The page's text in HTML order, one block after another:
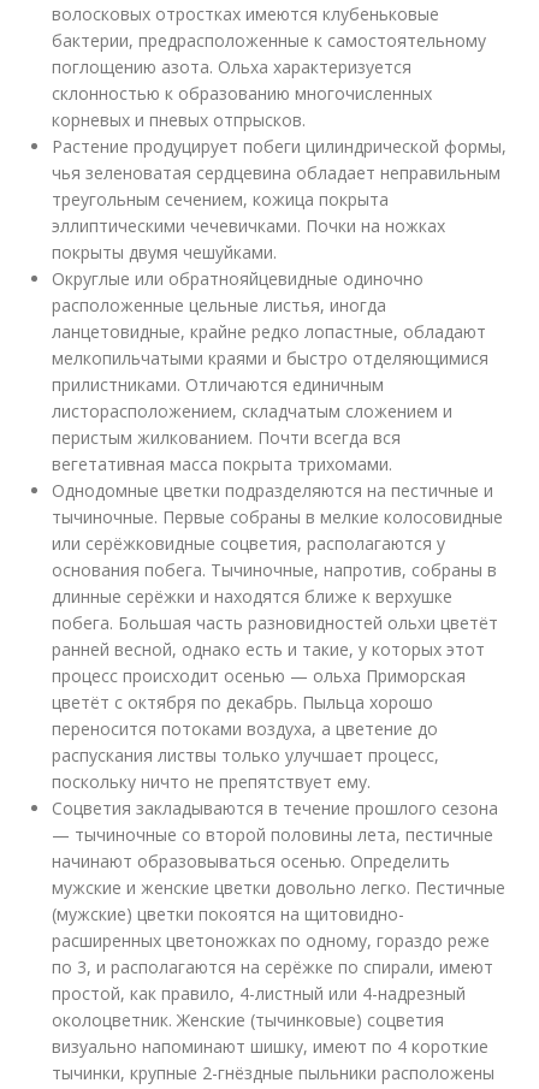
волосковых отростках имеются клубеньковые
бактерии, предрасположенные к самостоятельному
поглощению азота. Ольха характеризуется
склонностью к образованию многочисленных
корневых и пневых отпрысков.
Растение продуцирует побеги цилиндрической формы,
чья зеленоватая сердцевина обладает неправильным
треугольным сечением, кожица покрыта
эллиптическими чечевичками. Почки на ножках
покрыты двумя чешуйками.
Округлые или обратнояйцевидные одиночно
расположенные цельные листья, иногда
ланцетовидные, крайне редко лопастные, обладают
мелкопильчатыми краями и быстро отделяющимися
прилистниками. Отличаются единичным
листорасположением, складчатым сложением и
перистым жилкованием. Почти всегда вся
вегетативная масса покрыта трихомами.
Однодомные цветки подразделяются на пестичные и
тычиночные. Первые собраны в мелкие колосовидные
или серёжковидные соцветия, располагаются у
основания побега. Тычиночные, напротив, собраны в
длинные серёжки и находятся ближе к верхушке
побега. Большая часть разновидностей ольхи цветёт
ранней весной, однако есть и такие, у которых этот
процесс происходит осенью — ольха Приморская
цветёт с октября по декабрь. Пыльца хорошо
переносится потоками воздуха, а цветение до
распускания листвы только улучшает процесс,
поскольку ничто не препятствует ему.
Соцветия закладываются в течение прошлого сезона
— тычиночные со второй половины лета, пестичные
начинают образовываться осенью. Определить
мужские и женские цветки довольно легко. Пестичные
(мужские) цветки покоятся на щитовидно-
расширенных цветоножках по одному, гораздо реже
по 3, и располагаются на серёжке по спирали, имеют
простой, как правило, 4-листный или 4-надрезный
околоцветник. Женские (тычинковые) соцветия
визуально напоминают шишку, имеют по 4 короткие
тычинки, крупные 2-гнёздные пыльники расположены